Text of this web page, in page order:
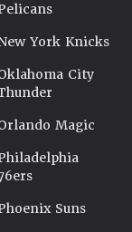
York Knicks
City
Magic
Suns